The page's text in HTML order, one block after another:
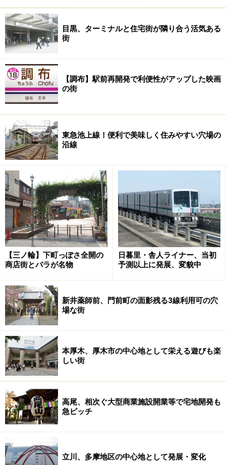
目黒、ターミナルと住宅街が隣り合う活気ある
街
【調布】駅前再開発で利便性がアップした映画
の街
東急池上線！便利で美味しく住みやすい穴場の
沿線
【三ノ輪】下町っぽさ全開の
商店街とバラが名物
日暮里・舎人ライナー、当初
予測以上に発展、変貌中
新井薬師前、門前町の面影残る3線利用可の穴
場な街
本厚木、厚木市の中心地として栄える遊びも楽
しい街
高尾、相次ぐ大型商業施設開業等で宅地開発も
急ピッチ
立川、多摩地区の中心地として発展・変化